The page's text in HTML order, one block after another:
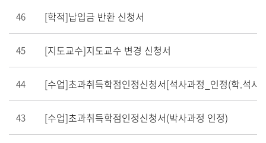
46 [학적]납입금 반환 신청서
45 [지도교수]지도교수 변경 신청서
44 [수업]초과취득학점인정신청서[석사과정_인정(학.석사
43 [수업]초과취득학점인정신청서(박사과정 인정)